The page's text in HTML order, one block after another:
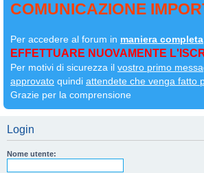
COMUNICAZIONE
Per accedere al forum in maniera completa
EFFETTUARE NUOVAMENTE
Per motivi di sicurezza il vostro primo
approvato quindi attendete che venga fatto
Grazie per la comprensione
Login
Nome utente: